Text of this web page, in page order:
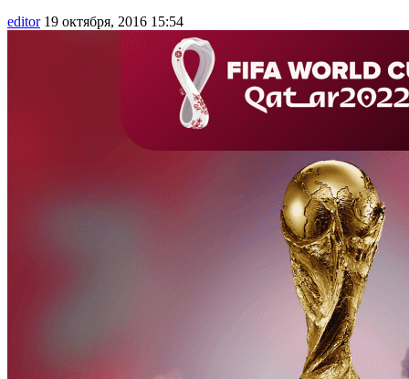
editor 19 октября, 2016 15:54